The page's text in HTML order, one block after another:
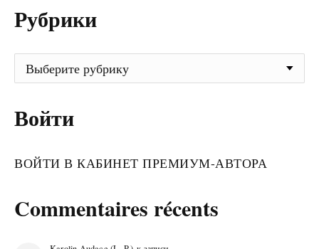
Рубрики
Рубрики
Войти
ВОЙТИ В КАБИНЕТ ПРЕМИУМ-АВТОРА
Commentaires récents